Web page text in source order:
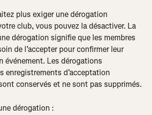
plus exiger une dérogation
club, vous pouvez la désactiver. La
dérogation signifie que les membres
de l’accepter pour confirmer leur
événement. Les dérogations
enregistrements d’acceptation
conservés et ne sont pas supprimés.
dérogation :